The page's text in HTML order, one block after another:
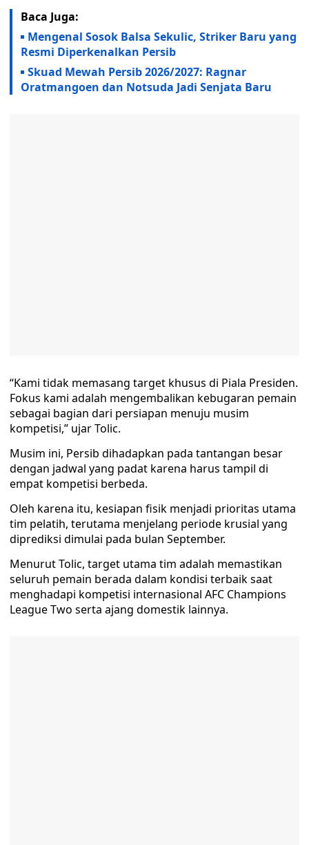
Baca Juga:
Mengenal Sosok Balsa Sekulic, Striker Baru yang
Resmi Diperkenalkan Persib
Skuad Mewah Persib 2026/2027: Ragnar
Oratmangoen dan Notsuda Jadi Senjata Baru
“Kami tidak memasang target khusus di Piala Presiden.
Fokus kami adalah mengembalikan kebugaran pemain
sebagai bagian dari persiapan menuju musim
kompetisi,” ujar Tolic.
Musim ini, Persib dihadapkan pada tantangan besar
dengan jadwal yang padat karena harus tampil di
empat kompetisi berbeda.
Oleh karena itu, kesiapan fisik menjadi prioritas utama
tim pelatih, terutama menjelang periode krusial yang
diprediksi dimulai pada bulan September.
Menurut Tolic, target utama tim adalah memastikan
seluruh pemain berada dalam kondisi terbaik saat
menghadapi kompetisi internasional AFC Champions
League Two serta ajang domestik lainnya.